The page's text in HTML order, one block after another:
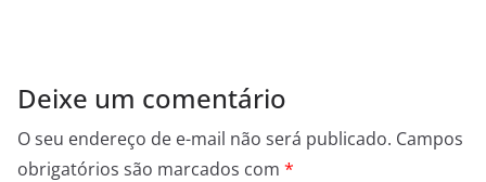
Deixe um comentário
O seu endereço de e-mail não será publicado. Campos
obrigatórios são marcados com *